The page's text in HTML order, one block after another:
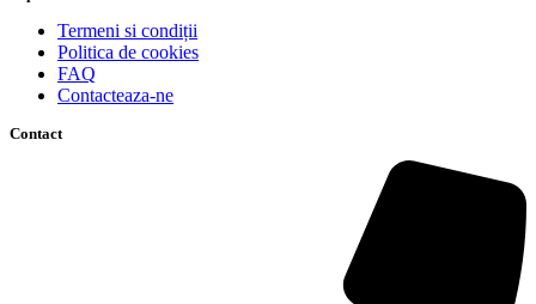
Termeni si condiții
Politica de cookies
FAQ
Contacteaza-ne
Contact